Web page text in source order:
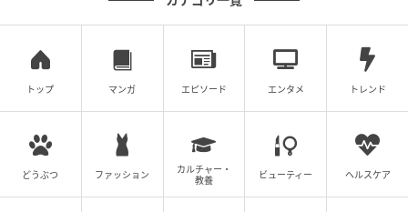
Hearst Owned
審査委員長を務める倉本は「鉄やプラスチックは熱を
使ったりすることで自由度の高い造形をつくれます
が、木などの自然界の素材はそうはいかない。素材の
トップ マンガ エピソード エンタメ トレンド
どうぶつ ファッション
カルチャー・
教養
ビューティー ヘルスケア